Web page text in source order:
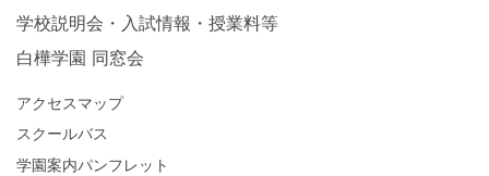
学校説明会・入試情報・授業料等
白樺学園 同窓会
アクセスマップ
スクールバス
学園案内パンフレット